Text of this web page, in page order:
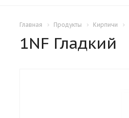
Главная Продукты Кирпичи
1NF Гладкий